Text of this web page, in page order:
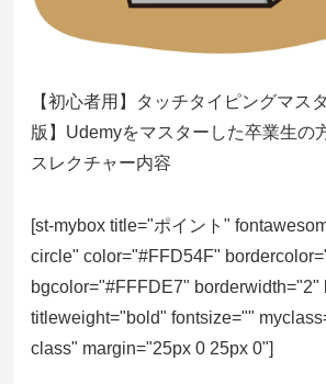
【初心者用】タッチタイピングマス
版】Udemyをマスターした卒業生の
スレクチャー内容
[st-mybox title="ポイント"
circle" color="#FFD54F"
bgcolor="#FFFDE7" borderwidth="2"
titleweight="bold" fontsize=""
class" margin="25px 0 25px 0"]